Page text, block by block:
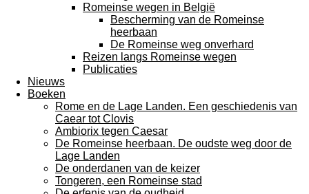
Romeinse wegen in België
Bescherming van de Romeinse
heerbaan
De Romeinse weg onverhard
Reizen langs Romeinse wegen
Publicaties
Nieuws
Boeken
Rome en de Lage Landen. Een geschiedenis van
Caear tot Clovis
Ambiorix tegen Caesar
De Romeinse heerbaan. De oudste weg door de
Lage Landen
De onderdanen van de keizer
Tongeren, een Romeinse stad